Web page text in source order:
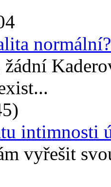
normální?
žádní
intimnosti
vyřešit